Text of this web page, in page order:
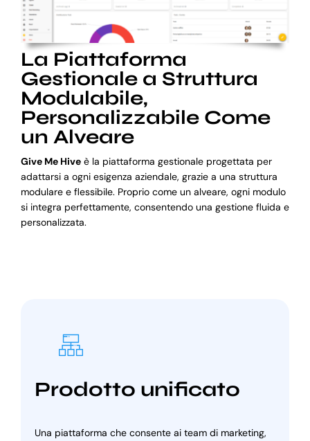
La Piattaforma
Gestionale a Struttura
Modulabile,
Personalizzabile Come
un Alveare
Give Me Hiveè la piattaforma gestionale progettata per
adattarsi a ogni esigenza aziendale, grazie a una struttura
modulare e flessibile. Proprio come un alveare, ogni modulo
si integra perfettamente, consentendo una gestione fluida e
personalizzata.
Prodotto unificato
Una piattaforma che consente ai team di marketing,